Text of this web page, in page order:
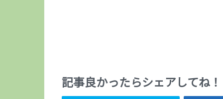
記事良かったらシェアしてね！